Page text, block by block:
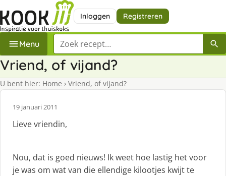
Inloggen Registreren
Menu Zoek een recept
Vriend, of vijand?
U bent hier: Home › Vriend, of vijand?
19 januari 2011
Lieve vriendin,
Nou, dat is goed nieuws! Ik weet hoe lastig het voor
je was om wat van die ellendige kilootjes kwijt te